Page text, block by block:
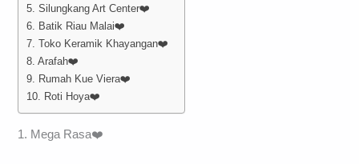
5. Silungkang Art Center❤️
6. Batik Riau Malai❤️
7. Toko Keramik Khayangan❤️
8. Arafah❤️
9. Rumah Kue Viera❤️
10. Roti Hoya❤️
1. Mega Rasa❤️